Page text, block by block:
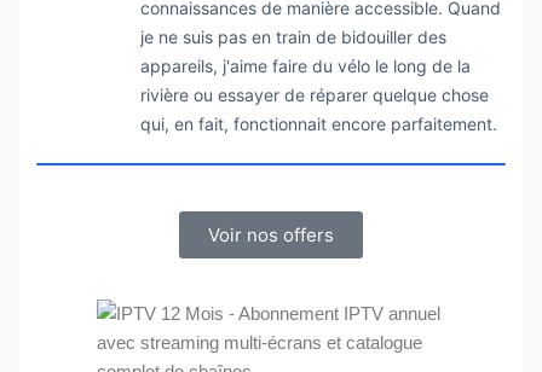
connaissances de manière accessible. Quand
je ne suis pas en train de bidouiller des
appareils, j'aime faire du vélo le long de la
rivière ou essayer de réparer quelque chose
qui, en fait, fonctionnait encore parfaitement.
Voir nos offers